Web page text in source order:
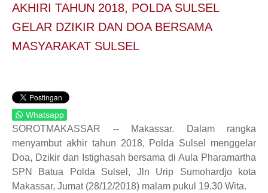
AKHIRI TAHUN 2018, POLDA SULSEL
GELAR DZIKIR DAN DOA BERSAMA
MASYARAKAT SULSEL
Whatsapp
SOROTMAKASSAR -- Makassar. Dalam rangka
menyambut akhir tahun 2018, Polda Sulsel menggelar
Doa, Dzikir dan Istighasah bersama di Aula Pharamartha
SPN Batua Polda Sulsel, Jln Urip Sumohardjo kota
Makassar, Jumat (28/12/2018) malam pukul 19.30 Wita.